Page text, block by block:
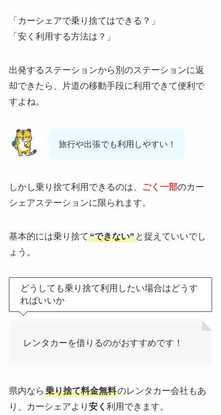
「カーシェアで乗り捨てはできる？」
「安く利用する方法は？」
出発するステーションから別のステーションに返
却できたら、片道の移動手段に利用できて便利で
すよね。
旅行や出張でも利用しやすい！
しかし乗り捨て利用できるのは、 ごく一部のカー
シェアステーションに限られます。
基本的には乗り捨て“できない”と捉えていいでし
ょう。
どうしても乗り捨て利用したい場合はどうす
ればいいか
レンタカーを借りるのがおすすめです！
県内なら 乗り捨て料金無料のレンタカー会社もあ
り、カーシェアより 安く 利用できます。